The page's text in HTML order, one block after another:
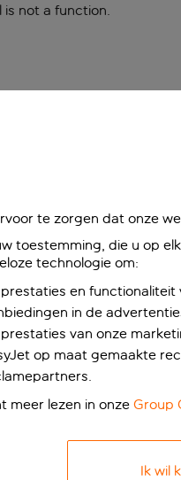
is not a function.
te zorgen dat onze
toestemming, die u op
technologie om:
en
in de
van onze
op maat gemaakte
meer lezen in onze Group
Ik wil